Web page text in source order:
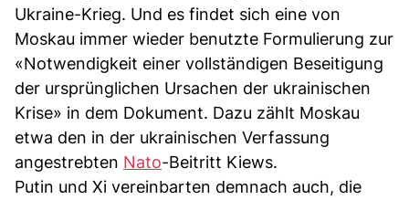
Ukraine-Krieg. Und es findet sich eine von
Moskau immer wieder benutzte Formulierung zur
«Notwendigkeit einer vollständigen Beseitigung
der ursprünglichen Ursachen der ukrainischen
Krise» in dem Dokument. Dazu zählt Moskau
etwa den in der ukrainischen Verfassung
angestrebten Nato-Beitritt Kiews.
Putin und Xi vereinbarten demnach auch, die